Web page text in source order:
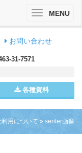
お問い合わせ
31-7571
各種資料
ToggleMENU
用について » senter画像